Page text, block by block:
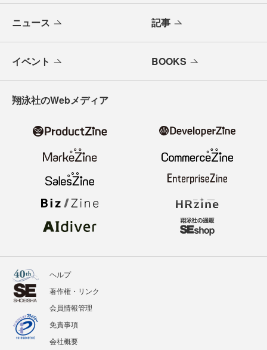
ニュース 記事
イベント BOOKS